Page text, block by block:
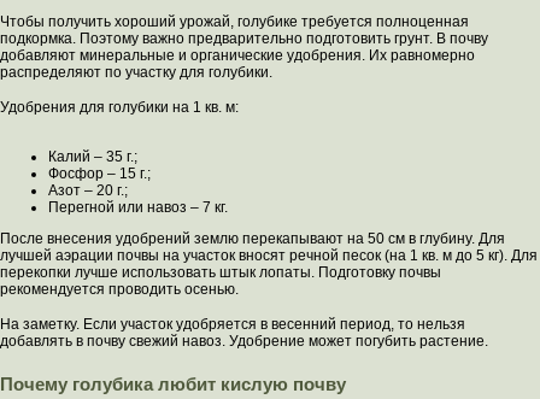
Чтобы получить хороший урожай, голубике требуется полноценная
подкормка. Поэтому важно предварительно подготовить грунт. В почву
добавляют минеральные и органические удобрения. Их равномерно
распределяют по участку для голубики.
Удобрения для голубики на 1 кв. м:
Калий – 35 г.;
Фосфор – 15 г.;
Азот – 20 г.;
Перегной или навоз – 7 кг.
После внесения удобрений землю перекапывают на 50 см в глубину. Для
лучшей аэрации почвы на участок вносят речной песок (на 1 кв. м до 5 кг). Для
перекопки лучше использовать штык лопаты. Подготовку почвы
рекомендуется проводить осенью.
На заметку. Если участок удобряется в весенний период, то нельзя
добавлять в почву свежий навоз. Удобрение может погубить растение.
Почему голубика любит кислую почву